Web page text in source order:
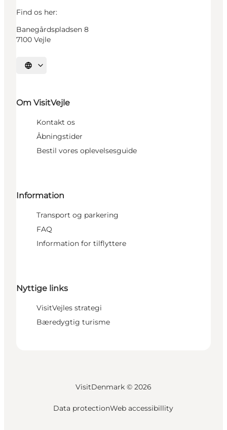
Find os her:
Banegårdspladsen 8
7100 Vejle
Vælg sprog
Om VisitVejle
Kontakt os
Åbningstider
Bestil vores oplevelsesguide
Information
Transport og parkering
FAQ
Information for tilflyttere
Nyttige links
VisitVejles strategi
Bæredygtig turisme
VisitDenmark © 2026
Data protectionWeb accessibillity